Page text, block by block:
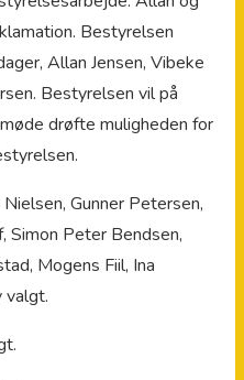
Bestyrelsen
Allan Jensen, Vibeke
Bestyrelsen vil på
drøfte muligheden for
Gunner Petersen,
Peter Bendsen,
Mogens Fiil, Ina
valgt.